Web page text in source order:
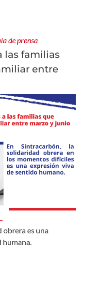
de prensa
las familias
entre
obrera es una
humana.